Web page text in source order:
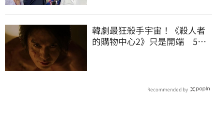
韓劇最狂殺手宇宙！《殺人者
的購物中心2》只是開端 5部
Recommended by